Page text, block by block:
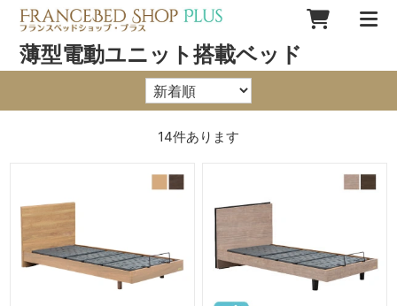
薄型電動ユニット搭載ベッド
14件あります